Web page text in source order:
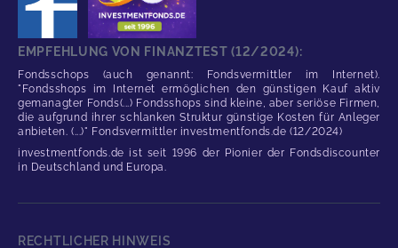
EMPFEHLUNG VON FINANZTEST (12/2024):
Fondsschops (auch genannt: Fondsvermittler im Internet).
"Fondsshops im Internet ermöglichen den günstigen Kauf aktiv
gemanagter Fonds(...) Fondsshops sind kleine, aber seriöse Firmen,
die aufgrund ihrer schlanken Struktur günstige Kosten für Anleger
anbieten. (...)" Fondsvermittler investmentfonds.de (12/2024)
investmentfonds.de ist seit 1996 der Pionier der Fondsdiscounter
in Deutschland und Europa.
RECHTLICHER HINWEIS